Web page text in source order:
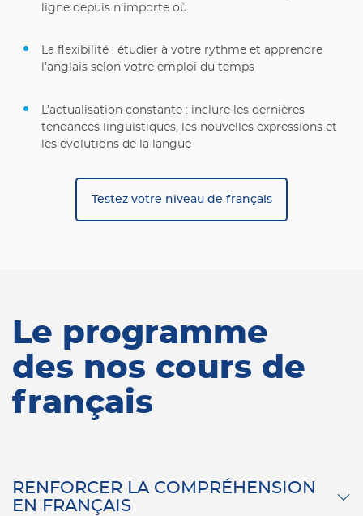
ligne depuis n’importe où
La flexibilité : étudier à votre rythme et apprendre
l’anglais selon votre emploi du temps
L’actualisation constante : inclure les dernières
tendances linguistiques, les nouvelles expressions et
les évolutions de la langue
Testez votre niveau de français
Le programme
des nos cours de
français
RENFORCER LA COMPRÉHENSION
EN FRANÇAIS